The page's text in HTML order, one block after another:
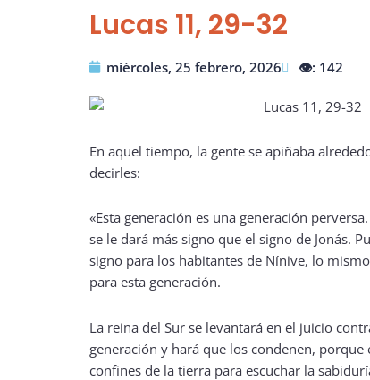
Lucas 11, 29-32
miércoles, 25 febrero, 2026 👁️: 142
En aquel tiempo, la gente se apiñaba
decirles:
«Esta generación es una generación
se le dará más signo que el signo de Jonás.
signo para los habitantes de Nínive, lo
para esta generación.
La reina del Sur se levantará en el juicio
generación y hará que los condenen, porque
confines de la tierra para escuchar la